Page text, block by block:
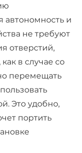
автономность и
не требуют
отверстий,
в случае со
перемещать
Это удобно,
портить